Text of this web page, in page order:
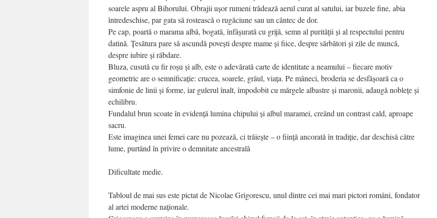
soarele aspru al Bihorului. Obrajii ușor rumeni trădează aerul curat al satului, iar buzele fine, abia
întredeschise, par gata să rostească o rugăciune sau un cântec de dor.
Pe cap, poartă o marama albă, bogată, înfășurată cu grijă, semn al purității și al respectului pentru
datină. Țesătura pare să ascundă povești despre mame și fiice, despre sărbători și zile de muncă,
despre iubire și răbdare.
Bluza, cusută cu fir roșu și alb, este o adevărată carte de identitate a neamului – fiecare motiv
geometric are o semnificație: crucea, soarele, grâul, viața. Pe mâneci, broderia se desfășoară ca o
simfonie de linii și forme, iar gulerul înalt, împodobit cu mărgele albastre și maronii, adaugă noblețe și
echilibru.
Fundalul brun scoate în evidență lumina chipului și albul maramei, creând un contrast cald, aproape
sacru.
Este imaginea unei femei care nu pozează, ci trăiește – o ființă ancorată în tradiție, dar deschisă către
lume, purtând în privire o demnitate ancestrală
Dificultate medie.
Tabloul de mai sus este pictat de Nicolae Grigorescu, unul dintre cei mai mari pictori români, fondator
al artei moderne naționale.